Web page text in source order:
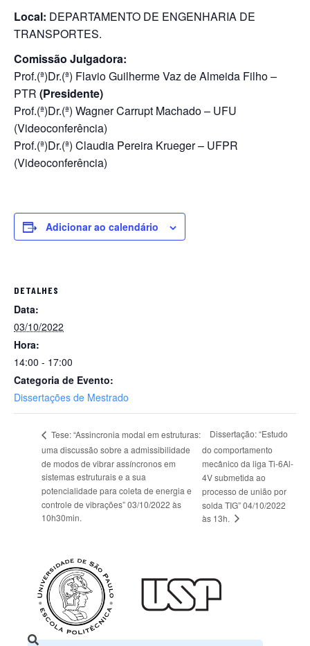
Local: DEPARTAMENTO DE ENGENHARIA DE
TRANSPORTES.
Comissão Julgadora:
Prof.(ª)Dr.(ª) Flavio Guilherme Vaz de Almeida Filho –
PTR (Presidente)
Prof.(ª)Dr.(ª) Wagner Carrupt Machado – UFU
(Videoconferência)
Prof.(ª)Dr.(ª) Claudia Pereira Krueger – UFPR
(Videoconferência)
Adicionar ao calendário
DETALHES
Data:
03/10/2022
Hora:
14:00 - 17:00
Categoria de Evento:
Dissertações de Mestrado
Tese: “Assincronia modal em estruturas:
uma discussão sobre a admissibilidade
de modos de vibrar assíncronos em
sistemas estruturais e a sua
potencialidade para coleta de energia e
controle de vibrações” 03/10/2022 às
10h30min.
Dissertação: “Estudo
do comportamento
mecânico da liga Ti-6Al-
4V submetida ao
processo de união por
solda TIG” 04/10/2022
às 13h.